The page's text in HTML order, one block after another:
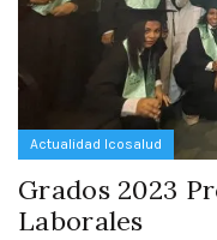
Actualidad Icosalud
Grados 2023
Laborales